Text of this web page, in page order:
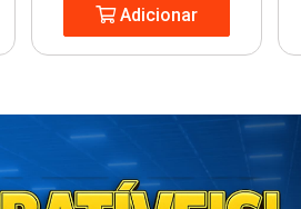
Adicionar